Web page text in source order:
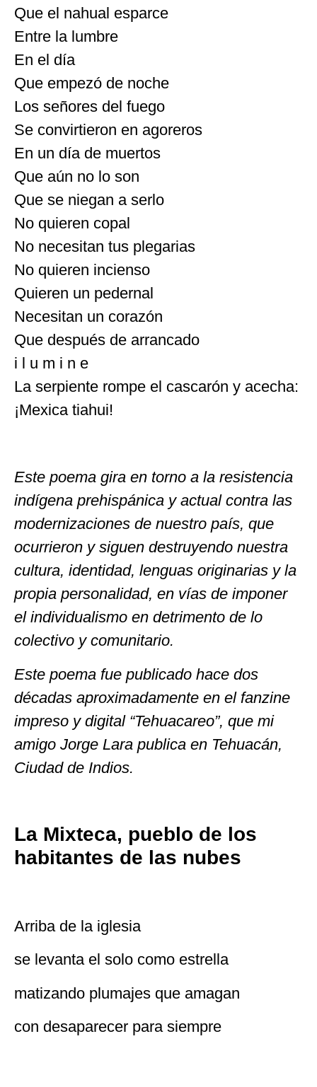
Que el nahual esparce
Entre la lumbre
En el día
Que empezó de noche
Los señores del fuego
Se convirtieron en agoreros
En un día de muertos
Que aún no lo son
Que se niegan a serlo
No quieren copal
No necesitan tus plegarias
No quieren incienso
Quieren un pedernal
Necesitan un corazón
Que después de arrancado
i l u m i n e
La serpiente rompe el cascarón y acecha:
¡Mexica tiahui!
Este poema gira en torno a la resistencia
indígena prehispánica y actual contra las
modernizaciones de nuestro país, que
ocurrieron y siguen destruyendo nuestra
cultura, identidad, lenguas originarias y la
propia personalidad, en vías de imponer
el individualismo en detrimento de lo
colectivo y comunitario.
Este poema fue publicado hace dos
décadas aproximadamente en el fanzine
impreso y digital “Tehuacareo”, que mi
amigo Jorge Lara publica en Tehuacán,
Ciudad de Indios.
La Mixteca, pueblo de los
habitantes de las nubes
Arriba de la iglesia
se levanta el solo como estrella
matizando plumajes que amagan
con desaparecer para siempre